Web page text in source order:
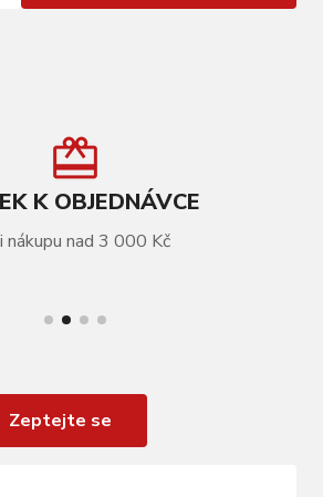
K OBJEDNÁVCE
nákupu nad 3 000 Kč
Overvolt Urban / Trekking
Zeptejte se